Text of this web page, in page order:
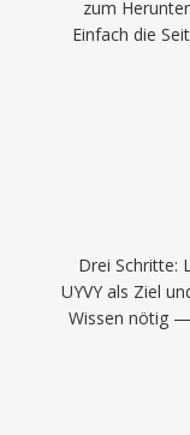
zum
Einfach die
Drei Schritte:
UYVY als Ziel
Wissen nötig